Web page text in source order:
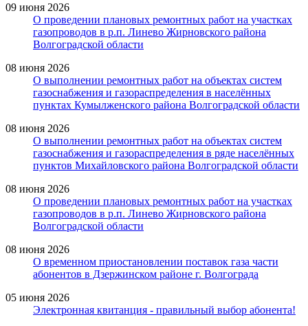
09 июня 2026
О проведении плановых ремонтных работ на участках
газопроводов в р.п. Линево Жирновского района
Волгоградской области
08 июня 2026
О выполнении ремонтных работ на объектах систем
газоснабжения и газораспределения в населённых
пунктах Кумылженского района Волгоградской области
08 июня 2026
О выполнении ремонтных работ на объектах систем
газоснабжения и газораспределения в ряде населённых
пунктов Михайловского района Волгоградской области
08 июня 2026
О проведении плановых ремонтных работ на участках
газопроводов в р.п. Линево Жирновского района
Волгоградской области
08 июня 2026
О временном приостановлении поставок газа части
абонентов в Дзержинском районе г. Волгограда
05 июня 2026
Электронная квитанция - правильный выбор абонента!